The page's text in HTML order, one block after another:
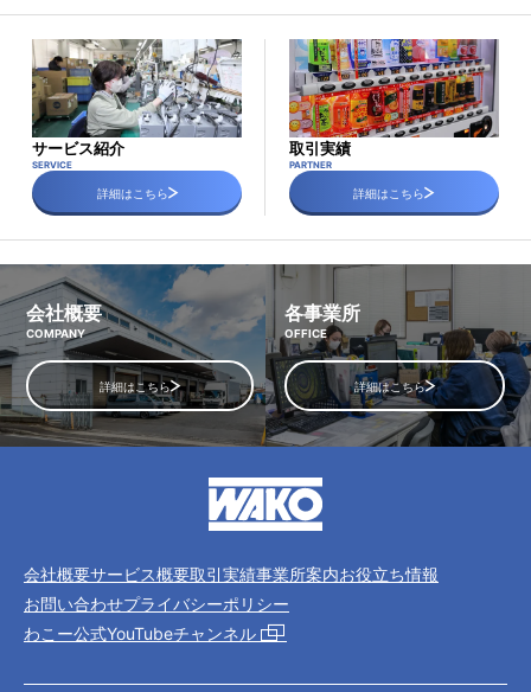
サービス紹介
SERVICE
詳細はこちら
取引実績
PARTNER
詳細はこちら
会社概要
COMPANY
詳細はこちら
各事業所
OFFICE
詳細はこちら
会社概要サービス概要取引実績事業所案内お役立ち情報
お問い合わせプライバシーポリシー
わこー公式YouTubeチャンネル